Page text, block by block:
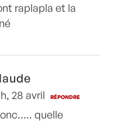
raplapla et la
28 avril RÉPONDRE
quelle